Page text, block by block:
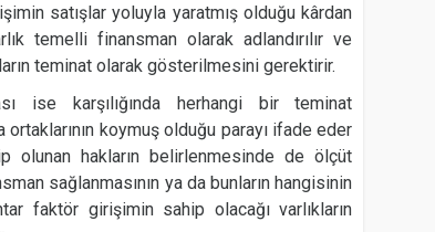
satışlar yoluyla yaratmış olduğu kârdan
temelli finansman olarak adlandırılır ve
teminat olarak gösterilmesini gerektirir.
ise karşılığında herhangi bir teminat
koymuş olduğu parayı ifade eder
olunan hakların belirlenmesinde de ölçüt
sağlanmasının ya da bunların hangisinin
faktör girişimin sahip olacağı varlıkların